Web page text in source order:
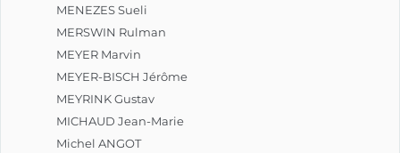
MENEZES Sueli
MERSWIN Rulman
MEYER Marvin
MEYER-BISCH Jérôme
MEYRINK Gustav
MICHAUD Jean-Marie
Michel ANGOT